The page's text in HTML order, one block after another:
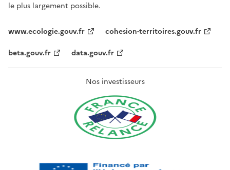
le plus largement possible.
www.ecologie.gouv.fr
cohesion-territoires.gouv.fr
beta.gouv.fr
data.gouv.fr
Nos investisseurs